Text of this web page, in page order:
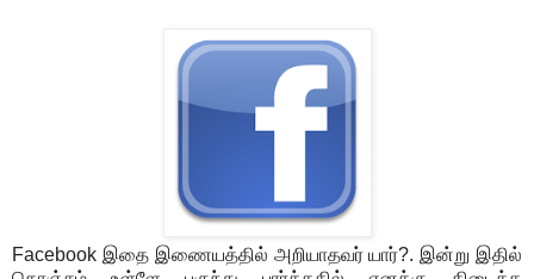
Facebook இதை இணையத்தில் அறியாதவர் யார்?. இன்று இதில்